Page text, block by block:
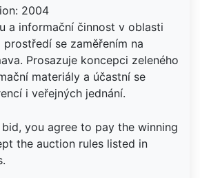
2004
a informační činnost v oblasti
se zaměřením na
Prosazuje koncepci zeleného
materiály a účastní se
i veřejných jednání.
you agree to pay the winning
the auction rules listed in